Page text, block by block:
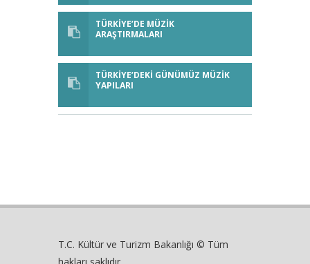
TÜRKİYE’DE MÜZİK
ARAŞTIRMALARI
TÜRKİYE’DEKİ GÜNÜMÜZ MÜZİK
YAPILARI
T.C. Kültür ve Turizm Bakanlığı © Tüm